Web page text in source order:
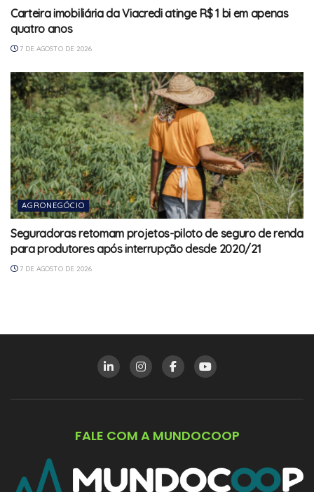
Carteira imobiliária da Viacredi atinge R$ 1 bi em apenas
quatro anos
7 DE AGOSTO DE 2026
AGRONEGÓCIO
Seguradoras retomam projetos-piloto de seguro de renda
para produtores após interrupção desde 2020/21
7 DE AGOSTO DE 2026
FALE COM A MUNDOCOOP